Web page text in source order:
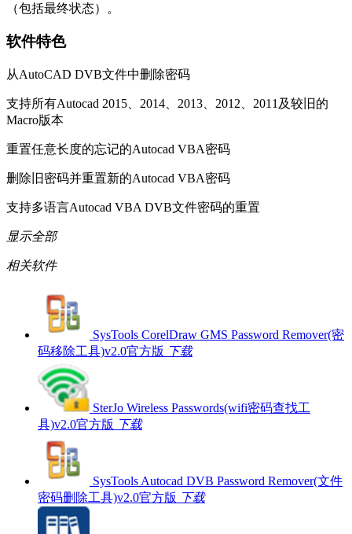
（包括最终状态）。
软件特色
从AutoCAD DVB文件中删除密码
支持所有Autocad 2015、2014、2013、2012、2011及较旧的
Macro版本
重置任意长度的忘记的Autocad VBA密码
删除旧密码并重置新的Autocad VBA密码
支持多语言Autocad VBA DVB文件密码的重置
显示全部
相关软件
SysTools CorelDraw GMS Password Remover(密
码移除工具)v2.0官方版 下载
SterJo Wireless Passwords(wifi密码查找工
具)v2.0官方版 下载
SysTools Autocad DVB Password Remover(文件
密码删除工具)v2.0官方版 下载